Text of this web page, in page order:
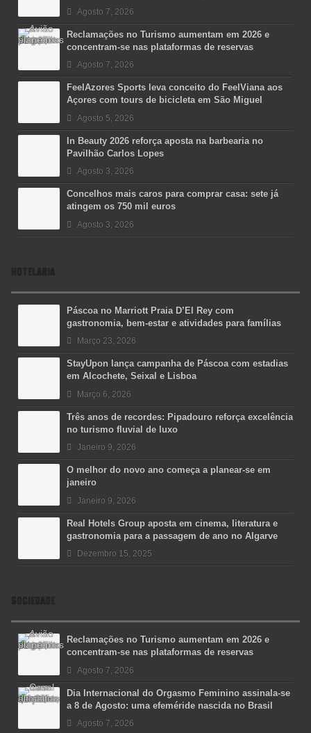
Agosto 7, 2026
Reclamações no Turismo aumentam em 2026 e
concentram-se nas plataformas de reservas
Agosto 7, 2026
FeelAzores Sports leva conceito do FeelViana aos
Açores com tours de bicicleta em São Miguel
Agosto 5, 2026
In Beauty 2026 reforça aposta na barbearia no
Pavilhão Carlos Lopes
Agosto 3, 2026
Concelhos mais caros para comprar casa: sete já
atingem os 750 mil euros
Agosto 3, 2026
HOTELARIA
Páscoa no Marriott Praia D’El Rey com
gastronomia, bem-estar e atividades para famílias
Março 23, 2026
StayUpon lança campanha de Páscoa com estadias
em Alcochete, Seixal e Lisboa
Março 6, 2026
Três anos de recordes: Pipadouro reforça excelência
no turismo fluvial de luxo
Janeiro 9, 2026
O melhor do novo ano começa a planear-se em
janeiro
Janeiro 9, 2026
Real Hotels Group aposta em cinema, literatura e
gastronomia para a passagem de ano no Algarve
Dezembro 15, 2025
SOCIEDADE
Reclamações no Turismo aumentam em 2026 e
concentram-se nas plataformas de reservas
Agosto 7, 2026
Dia Internacional do Orgasmo Feminino assinala-se
a 8 de Agosto: uma efeméride nascida no Brasil
Agosto 7, 2026